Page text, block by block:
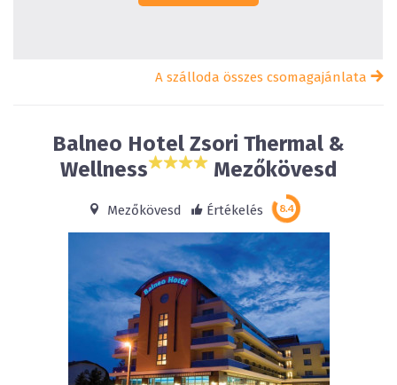
A szálloda összes csomagajánlata
Balneo Hotel Zsori Thermal &
Wellness
Mezőkövesd
Mezőkövesd Értékelés